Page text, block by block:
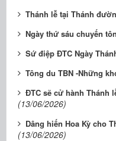
Thánh lễ tại Thánh
Ngày thứ sáu chuyến
Sứ điệp ĐTC Ngày
Tông du TBN -Những
ĐTC sẽ cử hành Thánh
(13/06/2026)
Dâng hiến Hoa Kỳ cho
(13/06/2026)